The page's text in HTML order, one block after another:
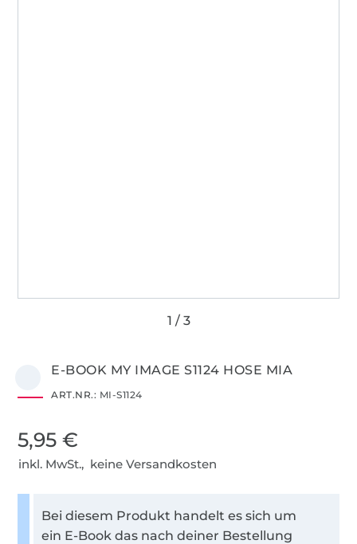
E-BOOK MY IMAGE S1124 HOSE MIA
ART.NR.: MI-S1124
5,95 €
inkl. MwSt., keine Versandkosten
Bei diesem Produkt handelt es sich um
ein E-Book das nach deiner Bestellung